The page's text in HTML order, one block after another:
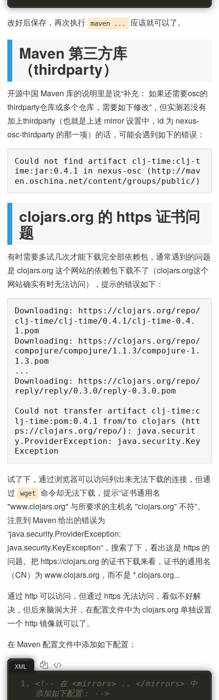
改好后保存，再次执行 maven ... 应该就可以了。
Maven 第三方库
（thirdparty）
开源中国 Maven 库的说明里是说“补充： 如果还需要osc的
thirdparty仓库或多个仓库，需要如下修改”，但实测若没有
加上thirdparty（也就是上述 mirror 设置中，id 为 nexus-
osc-thirdparty 的那一项）的话，可能会遇到如下的错误：
Could not find artifact clj-time:clj-t
ime:jar:0.4.1 in nexus-osc (http://mav
clojars.org 的 https 证书问
题
有时需要多试几次才能下载完全部依赖包，通常遇到的问题
是 clojars.org 这个网站的依赖包下载不了（clojars.org这个
网站确实有时无法访问），提示的错误如下：
Downloading: https://clojars.org/repo/
clj-time/clj-time/0.4.1/clj-time-0.4.
1.pom
Downloading: https://clojars.org/repo/
compojure/compojure/1.1.3/compojure-1.
1.3.pom
...
Downloading: https://clojars.org/repo/
reply/reply/0.3.0/reply-0.3.0.pom
Could not transfer artifact clj-time:c
lj-time:pom:0.4.1 from/to clojars (htt
ps://clojars.org/repo/): java.securit
y.ProviderException: java.security.Key
试了下，通过浏览器可以访问列出来无法下载的连接，但通
过
wget
命令却无法下载，提示“证书通用名
"www.clojars.org" 与所要求的主机名 "clojars.org" 不符”。
注意到 Maven 给出的错误为
“java.security.ProviderException:
java.security.KeyException”，搜索了下，看出这是 https 的
问题。把 https://clojars.org 的证书下载来看，证书的通用名
（CN）为 www.clojars.org，而不是 *.clojars.org...
通过 http 可以访问，但通过 https 无法访问，看似不好解
决，但后来脑洞大开，在配置文件中为 clojars.org 单独设置
一个 http 镜像就可以了。
在 Maven 配置文件中添加如下配置：
<!-- 在 <mirrors> .. </mirrors> 中
添加如下配置： -->
XML